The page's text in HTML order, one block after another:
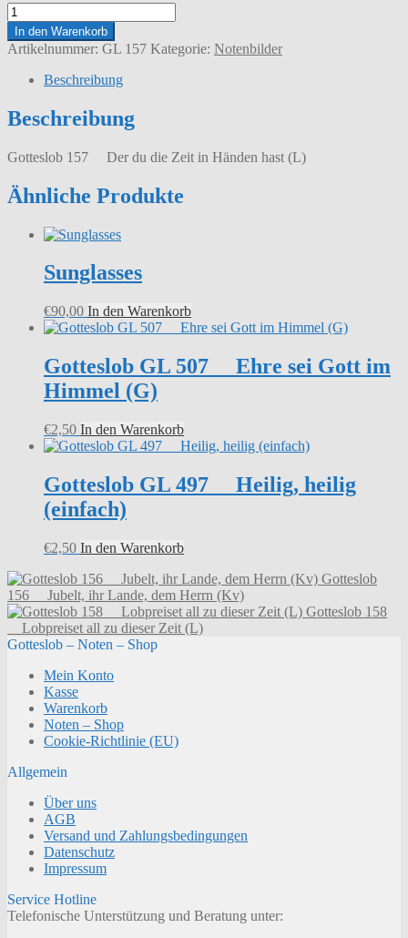
Gotteslob
157
Der
du
in
Händen
(L)
In den Warenkorb
Artikelnummer: GL 157 Kategorie: Notenbilder
Beschreibung
Beschreibung
Gotteslob 157 Der du die Zeit in Händen hast (L)
Ähnliche Produkte
Sunglasses
€90,00 In den Warenkorb
Gotteslob GL 507 Ehre sei Gott im
Himmel (G)
€2,50 In den Warenkorb
Gotteslob GL 497 Heilig, heilig
(einfach)
€2,50 In den Warenkorb
Gotteslob
156 Jubelt, ihr Lande, dem Herrn (Kv)
Gotteslob 158
Lobpreiset all zu dieser Zeit (L)
Gotteslob – Noten – Shop
Mein Konto
Kasse
Warenkorb
Noten – Shop
Cookie-Richtlinie (EU)
Allgemein
Über uns
AGB
Versand und Zahlungsbedingungen
Datenschutz
Impressum
Service Hotline
Telefonische Unterstützung und Beratung unter: